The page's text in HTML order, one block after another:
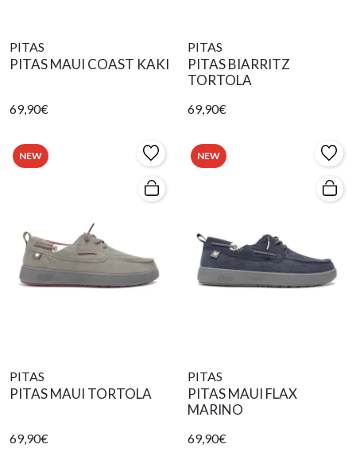
PITAS
PITAS MAUI COAST KAKI
69,90€
PITAS
PITAS BIARRITZ
TORTOLA
69,90€
NEW
PITAS
PITAS MAUI TORTOLA
69,90€
NEW
PITAS
PITAS MAUI FLAX
MARINO
69,90€